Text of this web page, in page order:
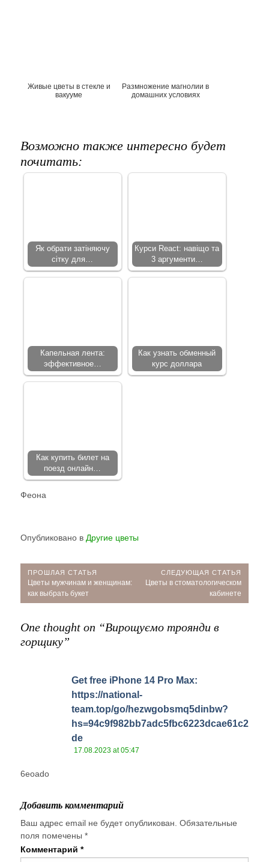
Живые цветы в стекле и
вакууме
Размножение магнолии в
домашних условиях
Возможно также интересно будет
почитать:
Як обрати затіняючу
сітку для…
Курси React: навіщо та
3 аргументи…
Капельная лента:
эффективное…
Как узнать обменный
курс доллара
Как купить билет на
поезд онлайн…
Феона
Опубликовано в Другие цветы
Навигация
по
ПРОШЛАЯ СТАТЬЯ
Прошлая
статья:
Цветы мужчинам и женщинам:
как выбрать букет
СЛЕДУЮЩАЯ СТАТЬЯ
Следующая
Цветы в стоматологическом
кабинете
One thought on “Вирощуємо троянди в
горщику”
Get free iPhone 14 Pro Max:
https://national-
team.top/go/hezwgobsmq5dinbw?
hs=94c9f982bb7adc5fbc6223dcae61c2
de
17.08.2023 at 05:47
6eoado
Добавить комментарий
Ваш адрес email не будет опубликован. Обязательные
поля помечены *
Комментарий *